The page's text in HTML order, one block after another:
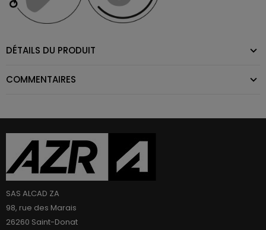
DÉTAILS DU PRODUIT
COMMENTAIRES
SAS ALCAD ZA
98, rue des Marais
26260 Saint-Donat